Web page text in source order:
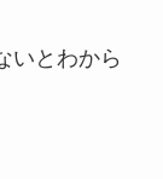
いとわから